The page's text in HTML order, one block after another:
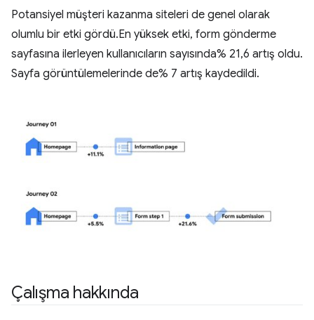
Potansiyel müşteri kazanma siteleri de genel olarak
olumlu bir etki gördü.En yüksek etki, form gönderme
sayfasına ilerleyen kullanıcıların sayısında% 21,6 artış oldu.
Sayfa görüntülemelerinde de% 7 artış kaydedildi.
Çalışma hakkında